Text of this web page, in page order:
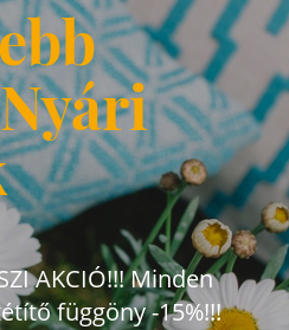
AKCIÓ!!! Minden
függöny -15%!!!